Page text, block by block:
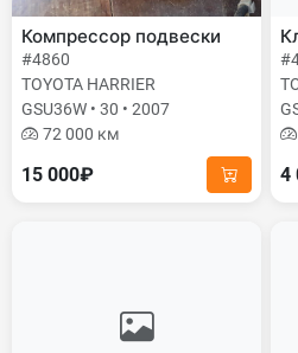
Компрессор подвески
#4860
TOYOTA HARRIER
GSU36W • 30 • 2007
72 000 км
15 000₽ 4